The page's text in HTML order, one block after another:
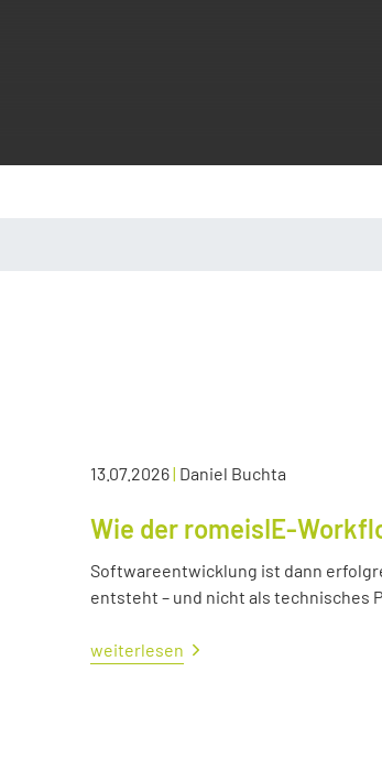
13.07.2026| Daniel Buchta
Wie der romeisIE-
Softwareentwicklung ist dann
entsteht – und nicht als technisches
weiterlesen